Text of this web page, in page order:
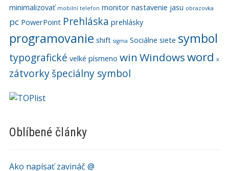
minimalizovať mobilní telefon monitor nastavenie jasu obrazovka
pc PowerPoint Prehláska prehlásky
programovanie shift sigma Sociálne siete symbol
typografické velké písmeno win Windowsword x
zátvorkyšpeciálny symbol
Oblíbené články
Ako napísať zavináč @